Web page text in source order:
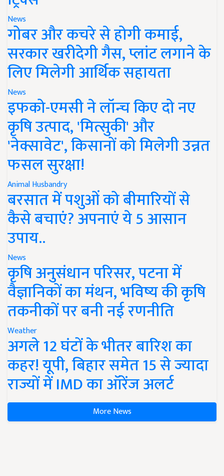
News
गोबर और कचरे से होगी कमाई,
सरकार खरीदेगी गैस, प्लांट लगाने के
लिए मिलेगी आर्थिक सहायता
News
इफको-एमसी ने लॉन्च किए दो नए
कृषि उत्पाद, 'मित्सुकी' और
'नेक्सावेट', किसानों को मिलेगी उन्नत
फसल सुरक्षा!
Animal Husbandry
बरसात में पशुओं को बीमारियों से
कैसे बचाएं? अपनाएं ये 5 आसान
उपाय..
News
कृषि अनुसंधान परिसर, पटना में
वैज्ञानिकों का मंथन, भविष्य की कृषि
तकनीकों पर बनी नई रणनीति
Weather
अगले 12 घंटों के भीतर बारिश का
कहर! यूपी, बिहार समेत 15 से ज्यादा
राज्यों में IMD का ऑरेंज अलर्ट
More News